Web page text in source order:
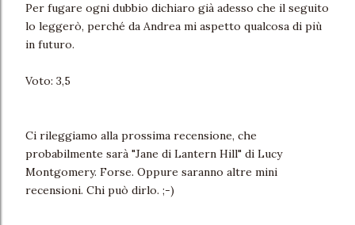
Per fugare ogni dubbio dichiaro già adesso che il seguito
lo leggerò, perché da Andrea mi aspetto qualcosa di più
in futuro.
Voto: 3,5
Ci rileggiamo alla prossima recensione, che
probabilmente sarà "Jane di Lantern Hill" di Lucy
Montgomery. Forse. Oppure saranno altre mini
recensioni. Chi può dirlo. ;-)